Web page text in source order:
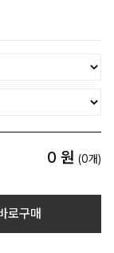
0 원 (0개)
로구매